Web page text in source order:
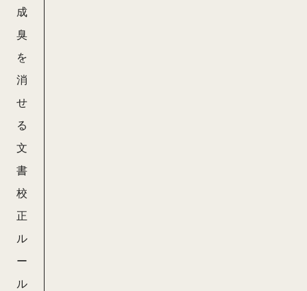
成
臭
を
消
せ
る
文
書
校
正
ル
ー
ル